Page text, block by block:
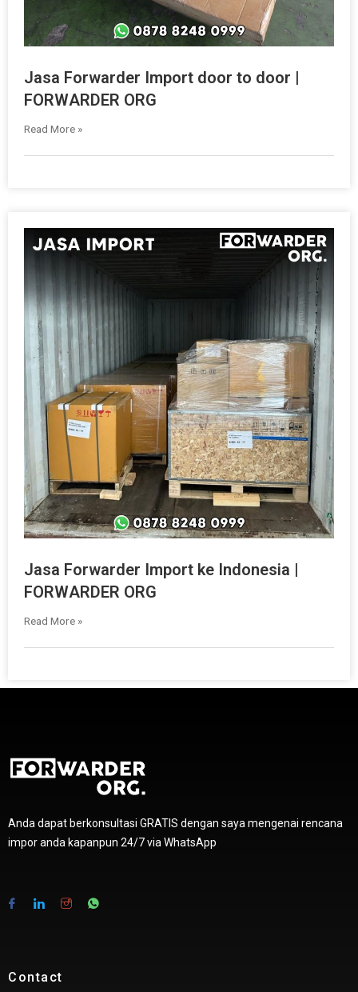
Jasa Forwarder Import door to door |
FORWARDER ORG
Read More »
Jasa Forwarder Import ke Indonesia |
FORWARDER ORG
Read More »
Anda dapat berkonsultasi GRATIS dengan saya mengenai rencana
impor anda kapanpun 24/7 via WhatsApp
Contact